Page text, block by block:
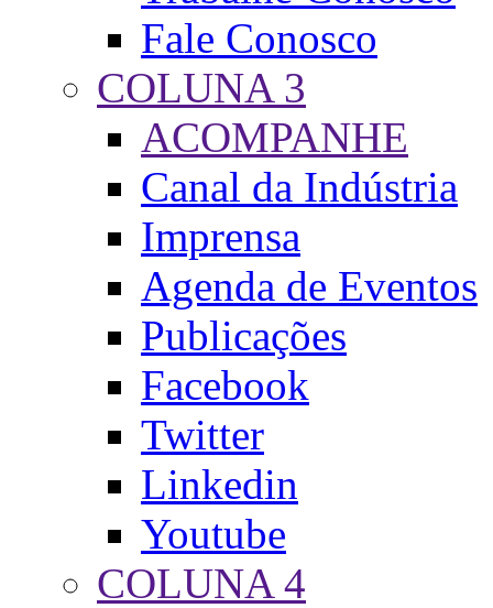
Fale Conosco
COLUNA 3
ACOMPANHE
Canal da Indústria
Imprensa
Agenda de Eventos
Publicações
Facebook
Twitter
Linkedin
Youtube
COLUNA 4